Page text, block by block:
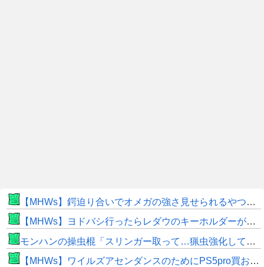
【MHWs】鍔迫り合いでオメガの強さ見せられるやつ一番すき
【MHWs】ヨドバシ行ったらレダウのキーホルダーが100円で売ってて草
モンハンの操虫棍「スリンガー取って…猟虫強化して…エキス取って… よし、戦うぞ」←これ
【MHWs】ワイルズアセンダンスのためにPS5pro買おうとしたら転売価格ばかりじゃねーか